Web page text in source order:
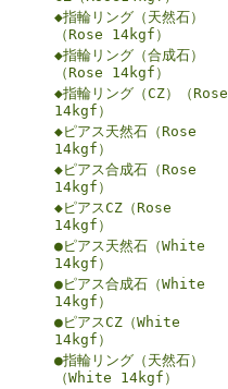
◆指輪リング（天然石）
（Rose 14kgf）
◆指輪リング（合成石）
（Rose 14kgf）
◆指輪リング（CZ）（Rose
14kgf）
◆ピアス天然石（Rose
14kgf）
◆ピアス合成石（Rose
14kgf）
◆ピアスCZ（Rose
14kgf）
●ピアス天然石（White
14kgf）
●ピアス合成石（White
14kgf）
●ピアスCZ（White
14kgf）
●指輪リング（天然石）
（White 14kgf）